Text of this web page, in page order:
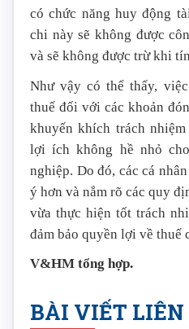
có chức năng huy động
chi này sẽ không được
và sẽ không được trừ khi
Như vậy có thể thấy,
thuế đối với các khoản
khuyến khích trách
lợi ích không hề nhỏ
nghiệp. Do đó, các cá
ý hơn và nắm rõ các quy
vừa thực hiện tốt trách
đảm bảo quyền lợi về thuế
V&HM tổng hợp.
BÀI VIẾT LIÊN